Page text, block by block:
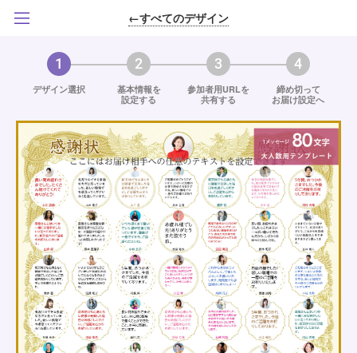
←すべてのデザイン
1
デザイン選択
2
基本情報を
設定する
3
参加者用URLを
共有する
4
締め切って
お届け設定へ